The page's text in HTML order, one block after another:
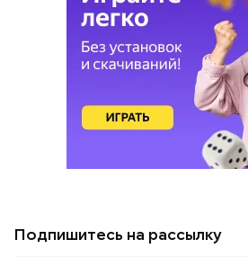
Подпишитесь на рассылку